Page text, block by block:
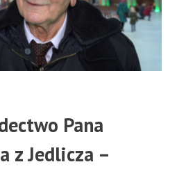
Pana
z Jedlicza –